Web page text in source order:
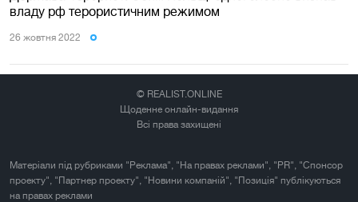
владу рф терористичним режимом
26 жовтня 2022
© REALIST.ONLINE
Щоденне онлайн-видання
Всі права захищені
Матеріали під рубриками "Реклама", "На правах реклами", "PR", "Спонсор
проекту", "Партнер проекту", "Новини компаній", "Позиція" публікуються
на правах реклами